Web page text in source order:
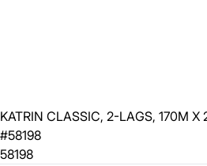
KATRIN CLASSIC, 2-LAGS, 170M X
#58198
58198